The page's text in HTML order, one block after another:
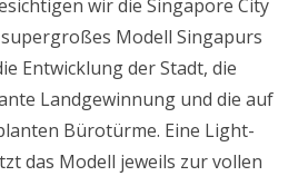
wir die Singapore City
Modell Singapurs
Entwicklung der Stadt, die
Landgewinnung und die auf
Bürotürme. Eine Light-
das Modell jeweils zur vollen